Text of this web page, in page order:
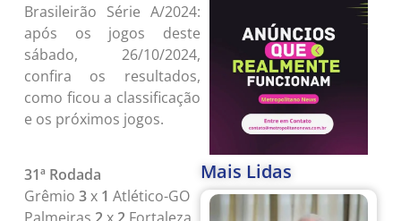
Brasileirão Série A/2024:
após os jogos deste
sábado, 26/10/2024,
confira os resultados,
como ficou a classificação
e os próximos jogos.
31ª Rodada
Grêmio 3x 1 Atlético-GO
Mais Lidas